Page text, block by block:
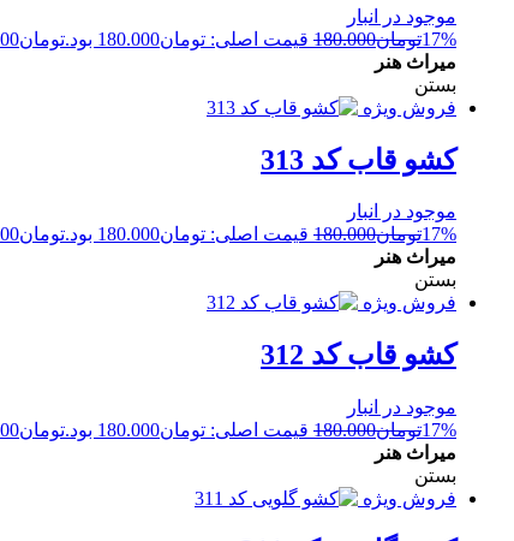
موجود در انبار
17%تومان180.000 قیمت اصلی: تومان180.000 بود. تومان
میراث هنر
بستن
فروش ویژه
کشو قاب کد 313
موجود در انبار
17%تومان180.000 قیمت اصلی: تومان180.000 بود. تومان
میراث هنر
بستن
فروش ویژه
کشو قاب کد 312
موجود در انبار
17%تومان180.000 قیمت اصلی: تومان180.000 بود. تومان
میراث هنر
بستن
فروش ویژه